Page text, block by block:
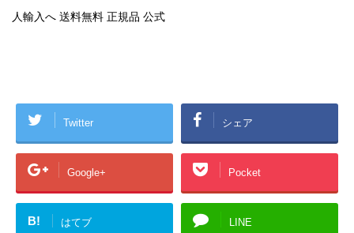
人輸入へ 送料無料 正規品 公式
Twitter シェア
Google+ Pocket
B! はてブ LINE